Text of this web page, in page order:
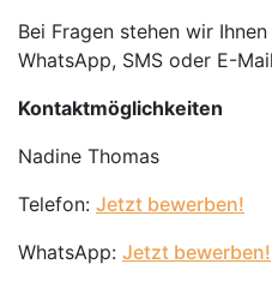
Bei Fragen stehen wir
WhatsApp, SMS oder E-
Kontaktmöglichkeiten
Nadine Thomas
Telefon: Jetzt bewerben!
WhatsApp: Jetzt bewerben!